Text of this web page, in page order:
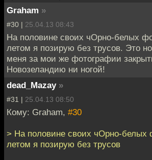
Graham »
#30 | 25.04.13 08:43
На половине своих чОрно-белых
летом я позирую без трусов. Это
меня за мои же фотографии
Новозеландию ни ногой!
dead_Mazay »
#31 | 25.04.13 08:50
Кому: Graham, #30
> На половине своих чОрно-белых
летом я позирую без трусов